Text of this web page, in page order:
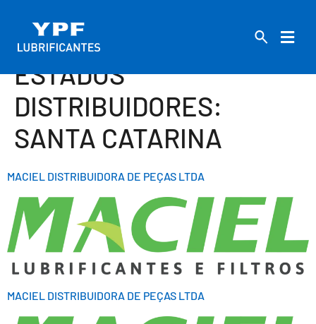
ESTADOS
DISTRIBUIDORES:
SANTA CATARINA
MACIEL DISTRIBUIDORA DE PEÇAS LTDA
MACIEL DISTRIBUIDORA DE PEÇAS LTDA